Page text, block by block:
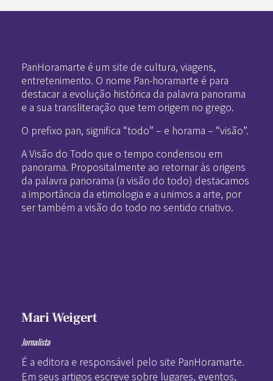
PanHoramarte é um site de cultura, viagens,
entretenimento. O nome Pan-horamarte é para
destacar a evolução histórica da palavra panorama
e a sua transliteração que tem origem no grego.
O prefixo pan, significa “todo” – e horama – “visão”.
A Visão do Todo que o tempo condensou em
panorama. Propositalmente ao retornar às origens
da palavra panorama (a visão do todo) destacamos
a importância da etimologia e a unimos a arte, por
ser também a visão do todo no sentido criativo.
Mari Weigert
Jornalista
É a editora e responsável pelo site PanHoramarte.
Em seus artigos escreve sobre lugares, eventos,